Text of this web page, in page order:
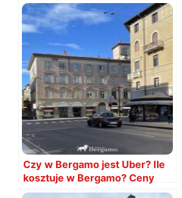
Czy w Bergamo jest Uber? Ile
kosztuje w Bergamo? Ceny
2024